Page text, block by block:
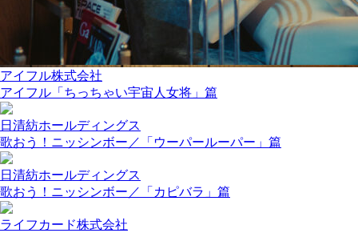
アイフル株式会社
アイフル「ちっちゃい宇宙人女将」篇
日清紡ホールディングス
歌おう！ニッシンボー／「ウーパールーパー」篇
日清紡ホールディングス
歌おう！ニッシンボー／「カピバラ」篇
ライフカード株式会社